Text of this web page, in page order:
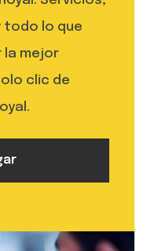
todo lo que
la mejor
clic de